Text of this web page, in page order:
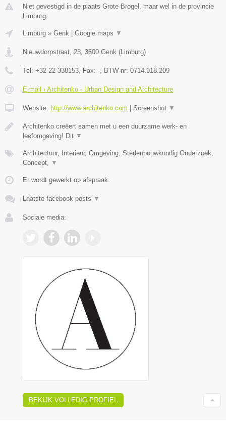
Niet gevestigd in de plaats Grote Brogel, maar wel in de provincie
Limburg.
Limburg » Genk Google maps ▼
Nieuwdorpstraat, 23, 3600 Genk (Limburg)
Tel: +32 22 338153, Fax: -, BTW-nr: 0714.918.209
E-mail › Architenko - Urban Design and Architecture
Website: http://www.architenko.com Screenshot ▼
Architenko creëert samen met u een duurzame werk- en
leefomgeving! Dit ▼
Architectuur, Interieur, Omgeving, Stedenbouwkundig Onderzoek,
Concept, ▼
Er wordt gewerkt op afspraak.
Laatste facebook posts ▼
Sociale media:
BEKIJK VOLLEDIG PROFIEL